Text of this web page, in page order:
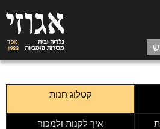
קטלוג חנות
איך לקנות ולמכור